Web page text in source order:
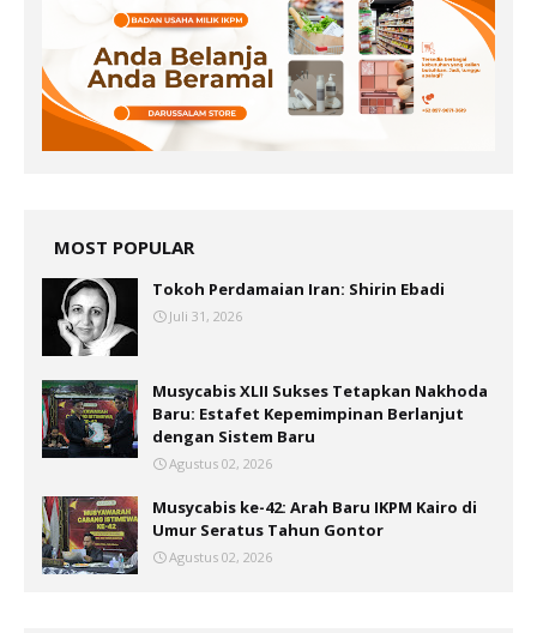
MOST POPULAR
Tokoh Perdamaian Iran: Shirin Ebadi
Juli 31, 2026
Musycabis XLII Sukses Tetapkan Nakhoda
Baru: Estafet Kepemimpinan Berlanjut
dengan Sistem Baru
Agustus 02, 2026
Musycabis ke-42: Arah Baru IKPM Kairo di
Umur Seratus Tahun Gontor
Agustus 02, 2026